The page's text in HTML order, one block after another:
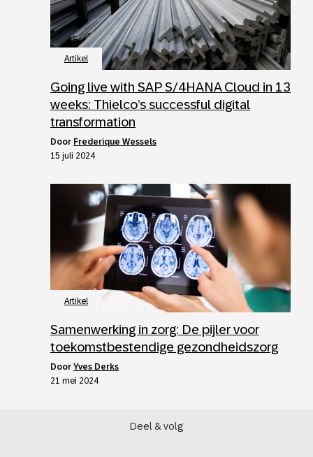
Artikel
Going live with SAP S/4HANA Cloud in 13
weeks: Thielco’s successful digital
transformation
door Frederique Wessels
15 juli 2024
Artikel
Samenwerking in zorg: De pijler voor
toekomstbestendige gezondheidszorg
door Yves Derks
21 mei 2024
Deel & volg